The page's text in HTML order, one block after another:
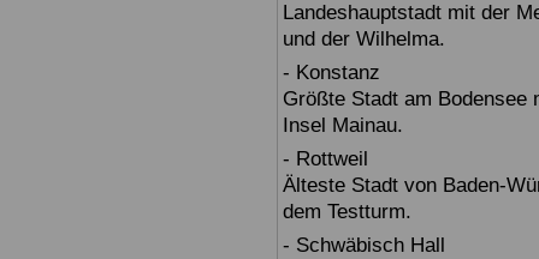
Landeshauptstadt mit der
und der Wilhelma.
- Konstanz
Größte Stadt am Bodensee
Insel Mainau.
- Rottweil
Älteste Stadt von Baden-
dem Testturm.
- Schwäbisch Hall